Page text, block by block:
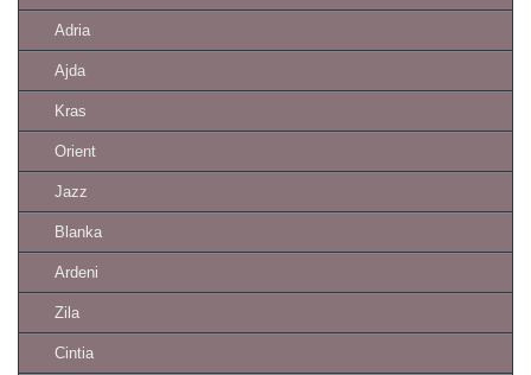
Adria
Ajda
Kras
Orient
Jazz
Blanka
Ardeni
Zila
Cintia